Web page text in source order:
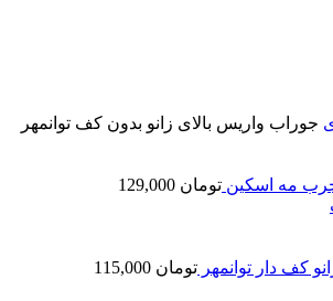
جوراب واریس بالای زانو بدون کف توانمهر
مه اسکین تومان
کف دار توانمهر تومان